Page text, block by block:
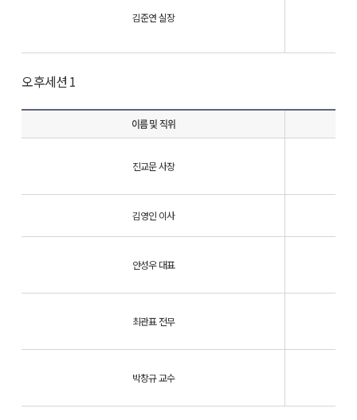
김준연 실장
오후세션 1
이름 및 직위
진교문 사장
김영인 이사
안성우 대표
최관표 전무
박창규 교수